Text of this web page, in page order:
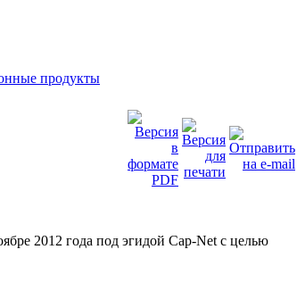
продукты
2012 года под эгидой Cap-Net с целью